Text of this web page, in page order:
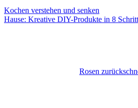
Kochen verstehen und senken
Hause: Kreative DIY-Produkte in 8
Rosen